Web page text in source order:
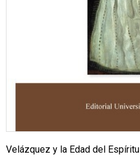
Velázquez y la Edad del Espíritu